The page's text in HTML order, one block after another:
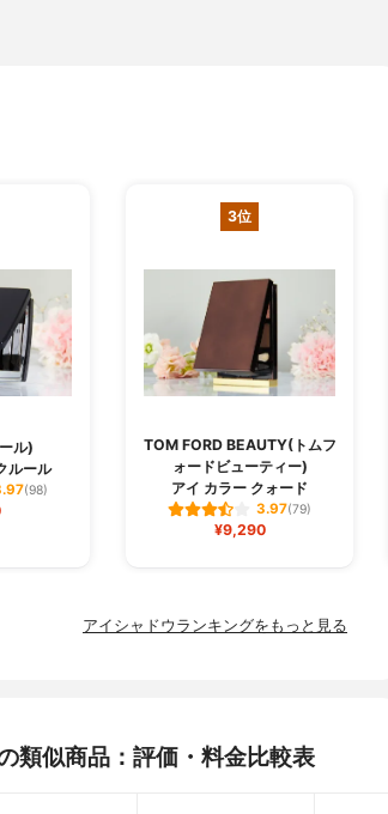
ル)
ルール
(98)
3位
TOM FORD BEAUTY(トムフ
ォードビューティー)
アイ カラー クォード
3.97(79)
¥9,290
アイシャドウランキングをもっと見る
類似商品：評価・料金比較表